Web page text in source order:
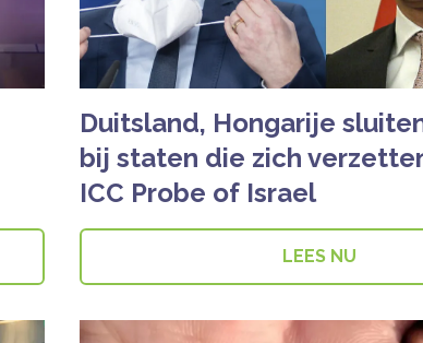
Duitsland, Hongarije
bij staten die zich
ICC Probe of Israel
LEES NU